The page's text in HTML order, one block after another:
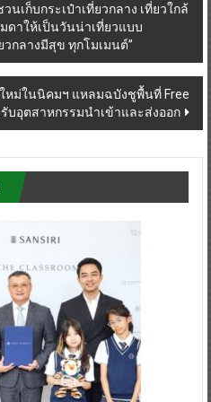
เก็บกระเป๋าเที่ยวกลาง เที่ยวใกล้
ดาให้เป็นวันน่าเที่ยวแบบ
วกลางมีสุข ทุกโมเมนต์”
หม่ในนิคมฯ แหลมฉบังชูพื้นที่ Free
รับอุตสาหกรรมนำเข้าและส่งออก